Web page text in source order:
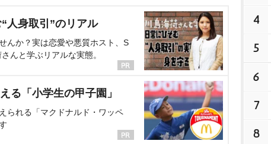
人身取引”のリアル
んか？実は恋愛や悪質ホスト、S
んと学ぶリアルな実態。
る「小学生の甲子園」
られる「マクドナルド・ワッペ
4
5
6
7
8